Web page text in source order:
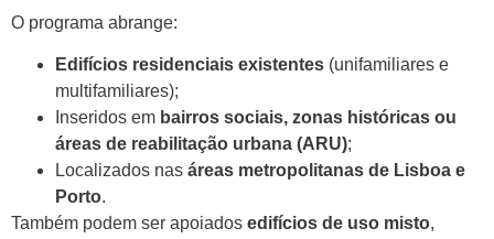
O programa abrange:
Edifícios residenciais existentes (unifamiliares e
multifamiliares);
Inseridos em bairros sociais, zonas históricas ou
áreas de reabilitação urbana (ARU);
Localizados nas áreas metropolitanas de Lisboa e
Porto.
Também podem ser apoiados edifícios de uso misto,